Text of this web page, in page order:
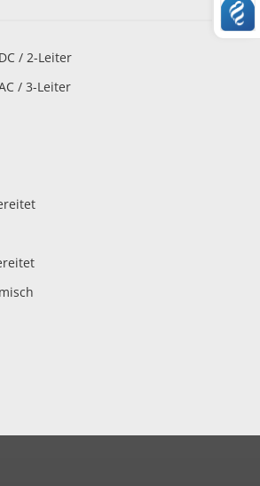
/ 2-Leiter
/ 3-Leiter